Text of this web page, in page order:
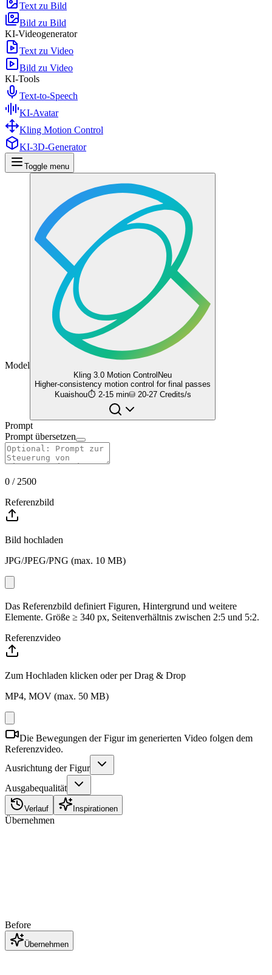
Text zu Bild
Bild zu Bild
KI-Videogenerator
Text zu Video
Bild zu Video
KI-Tools
Text-to-Speech
KI-Avatar
Kling Motion Control
KI-3D-Generator
Toggle menu
Model
Kling 3.0 Motion Control Neu
Higher-consistency motion control for final passes
Kuaishou⏱ 2-15 min⛁ 20-27 Credits/s
Prompt
Prompt übersetzen
0 / 2500
Referenzbild
Bild hochladen
JPG/JPEG/PNG (max. 10 MB)
Das Referenzbild definiert Figuren, Hintergrund und weitere
Elemente. Größe ≥ 340 px, Seitenverhältnis zwischen 2:5 und 5:2.
Referenzvideo
Zum Hochladen klicken oder per Drag & Drop
MP4, MOV (max. 50 MB)
Die Bewegungen der Figur im generierten Video folgen dem
Referenzvideo.
Ausrichtung der Figur
Ausgabequalität
Verlauf Inspirationen
Übernehmen
Before